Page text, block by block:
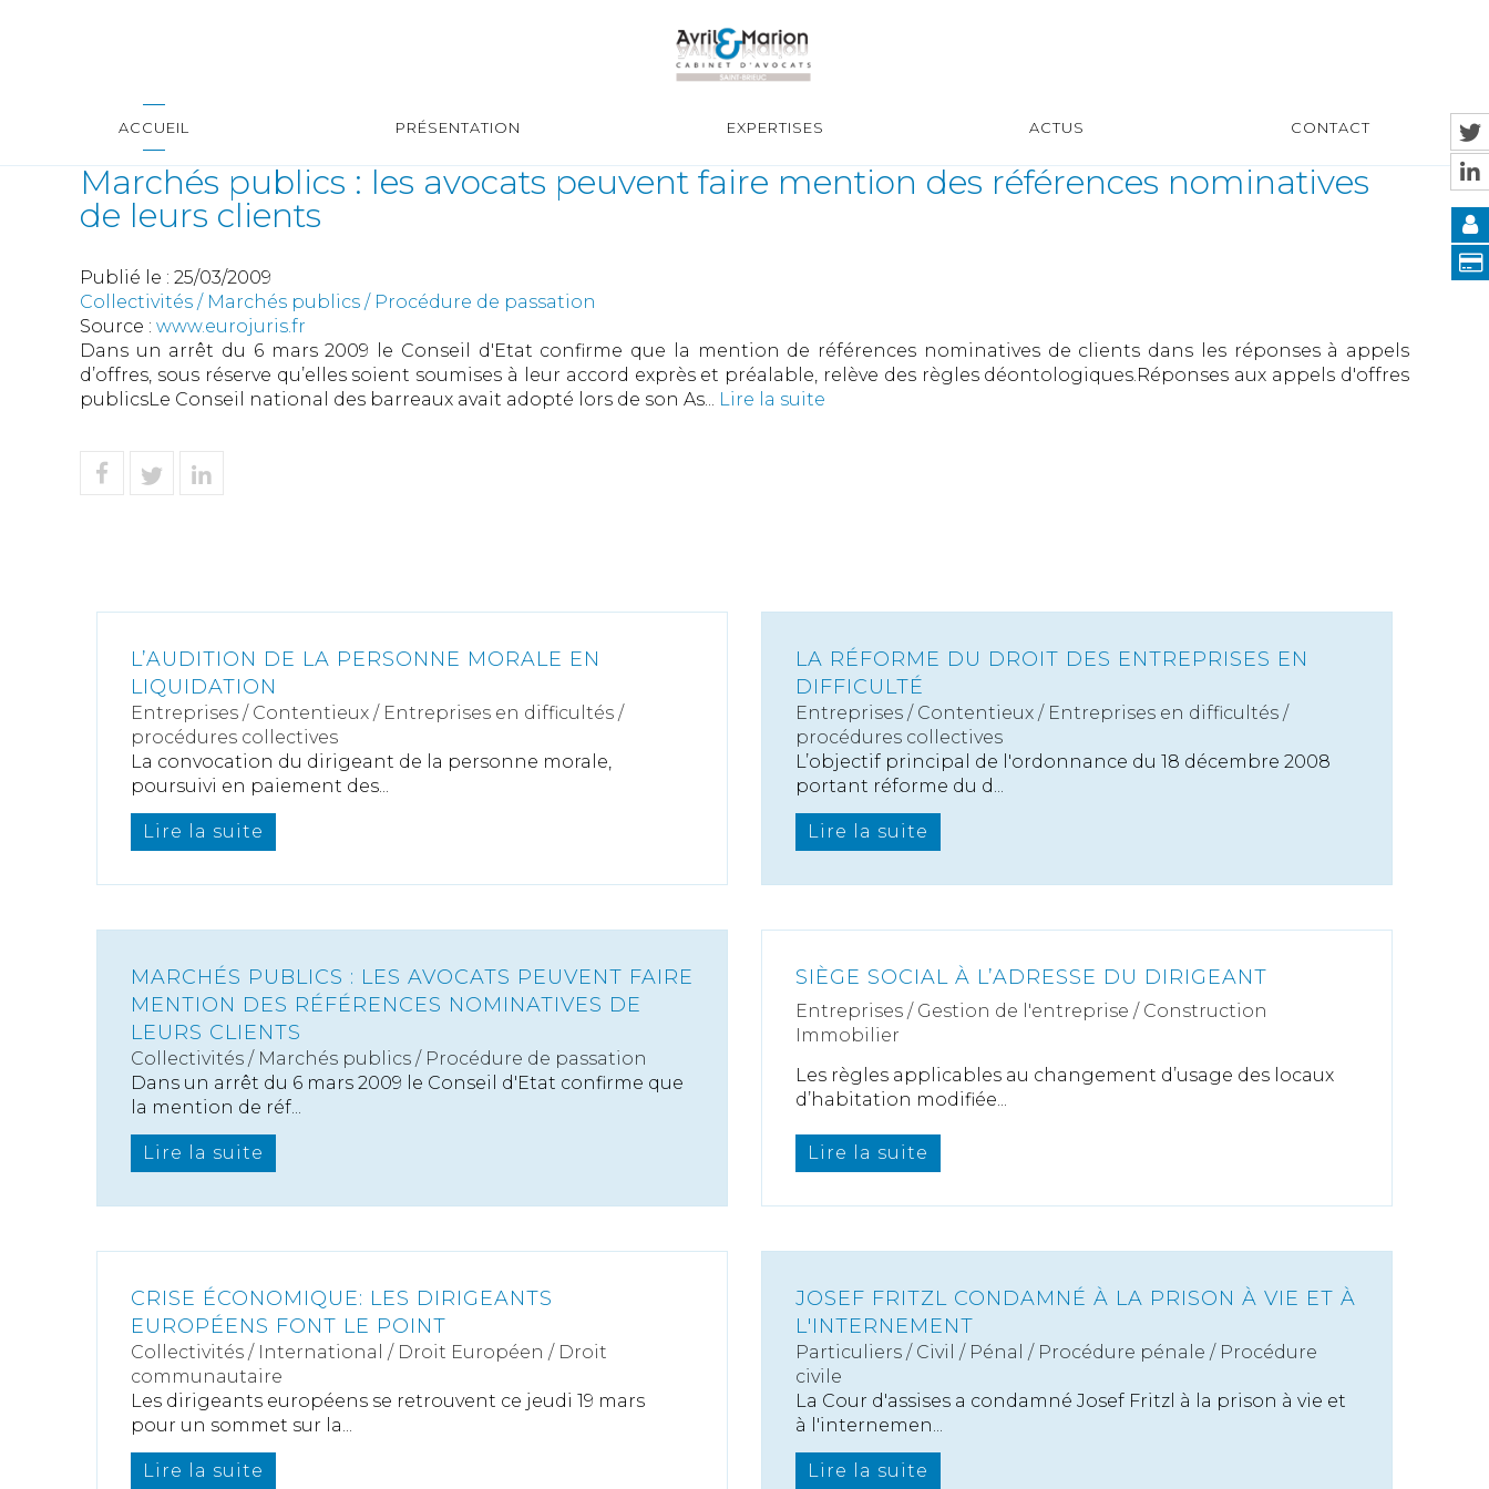
ACCUEIL PRÉSENTATION EXPERTISES ACTUS CONTACT
Marchés publics : les avocats peuvent faire mention des références nominatives
de leurs clients
Publié le : 25/03/2009
Collectivités / Marchés publics / Procédure de passation
Source : www.eurojuris.fr
Dans un arrêt du 6 mars 2009 le Conseil d'Etat confirme que la mention de références nominatives de clients dans les réponses à appels
d’offres, sous réserve qu’elles soient soumises à leur accord exprès et préalable, relève des règles déontologiques.Réponses aux appels d'offres
publicsLe Conseil national des barreaux avait adopté lors de son As... Lire la suite
L’AUDITION DE LA PERSONNE MORALE EN
LIQUIDATION
Entreprises / Contentieux / Entreprises en difficultés /
procédures collectives
La convocation du dirigeant de la personne morale,
poursuivi en paiement des...
Lire la suite
LA RÉFORME DU DROIT DES ENTREPRISES EN
DIFFICULTÉ
Entreprises / Contentieux / Entreprises en difficultés /
procédures collectives
L’objectif principal de l'ordonnance du 18 décembre 2008
portant réforme du d...
Lire la suite
MARCHÉS PUBLICS : LES AVOCATS PEUVENT FAIRE
MENTION DES RÉFÉRENCES NOMINATIVES DE
LEURS CLIENTS
Collectivités / Marchés publics / Procédure de passation
Dans un arrêt du 6 mars 2009 le Conseil d'Etat confirme que
la mention de réf...
Lire la suite
SIÈGE SOCIAL À L’ADRESSE DU DIRIGEANT
Entreprises / Gestion de l'entreprise / Construction
Immobilier
Les règles applicables au changement d’usage des locaux
d’habitation modifiée...
Lire la suite
CRISE ÉCONOMIQUE: LES DIRIGEANTS
EUROPÉENS FONT LE POINT
Collectivités / International / Droit Européen / Droit
communautaire
Les dirigeants européens se retrouvent ce jeudi 19 mars
pour un sommet sur la...
Lire la suite
JOSEF FRITZL CONDAMNÉ À LA PRISON À VIE ET À
L'INTERNEMENT
Particuliers / Civil / Pénal / Procédure pénale / Procédure
civile
La Cour d'assises a condamné Josef Fritzl à la prison à vie et
à l'internemen...
Lire la suite